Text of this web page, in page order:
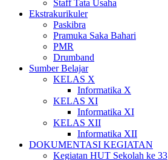
Staff Tata Usaha
Ekstrakurikuler
Paskibra
Pramuka Saka Bahari
PMR
Drumband
Sumber Belajar
KELAS X
Informatika X
KELAS XI
Informatika XI
KELAS XII
Informatika XII
DOKUMENTASI KEGIATAN
Kegiatan HUT Sekolah ke 33